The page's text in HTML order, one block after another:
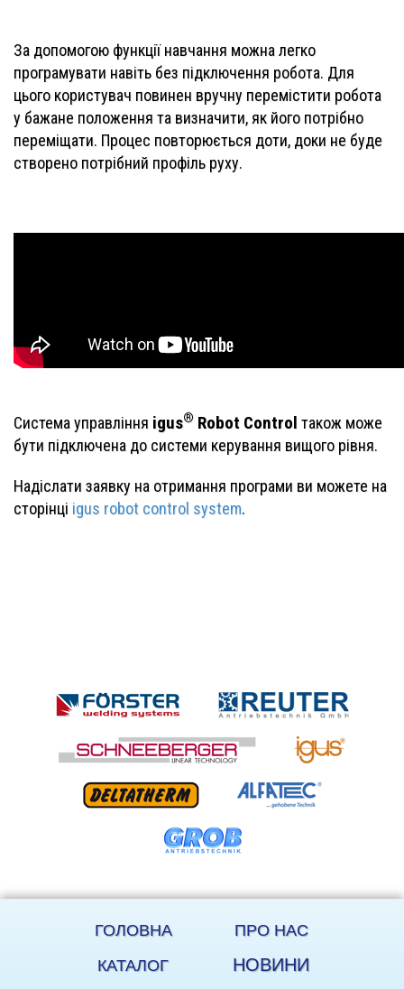
За допомогою функції навчання можна легко
програмувати навіть без підключення робота. Для
цього користувач повинен вручну перемістити робота
у бажане положення та визначити, як його потрібно
переміщати. Процес повторюється доти, доки не буде
створено потрібний профіль руху.
Система управління igus® Robot Control також може
бути підключена до системи керування вищого рівня.
Надіслати заявку на отримання програми ви можете на
сторінці igus robot control system.
ГОЛОВНА
ПРО НАС
КАТАЛОГ
НОВИНИ